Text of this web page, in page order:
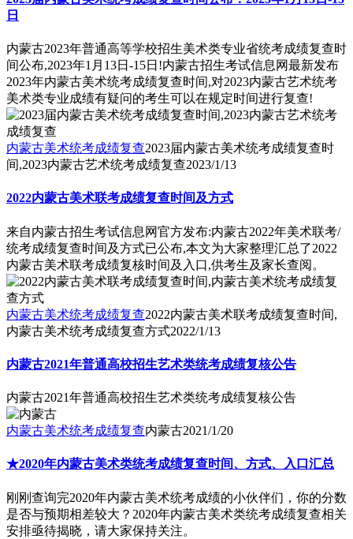
日
内蒙古2023年普通高等学校招生美术类专业省统考成绩复查时
间公布,2023年1月13日-15日!内蒙古招生考试信息网最新发布
2023年内蒙古美术统考成绩复查时间,对2023内蒙古艺术统考
美术类专业成绩有疑问的考生可以在规定时间进行复查!
内蒙古美术统考成绩复查2023届内蒙古美术统考成绩复查时
间,2023内蒙古艺术统考成绩复查2023/1/13
2022内蒙古美术联考成绩复查时间及方式
来自内蒙古招生考试信息网官方发布:内蒙古2022年美术联考/
统考成绩复查时间及方式已公布,本文为大家整理汇总了2022
内蒙古美术联考成绩复核时间及入口,供考生及家长查阅。
内蒙古美术统考成绩复查2022内蒙古美术联考成绩复查时间,
内蒙古美术统考成绩复查方式2022/1/13
内蒙古2021年普通高校招生艺术类统考成绩复核公告
内蒙古2021年普通高校招生艺术类统考成绩复核公告
内蒙古美术统考成绩复查内蒙古2021/1/20
★2020年内蒙古美术类统考成绩复查时间、方式、入口汇总
刚刚查询完2020年内蒙古美术统考成绩的小伙伴们，你的分数
是否与预期相差较大？2020年内蒙古美术类统考成绩复查相关
安排亟待揭晓，请大家保持关注。